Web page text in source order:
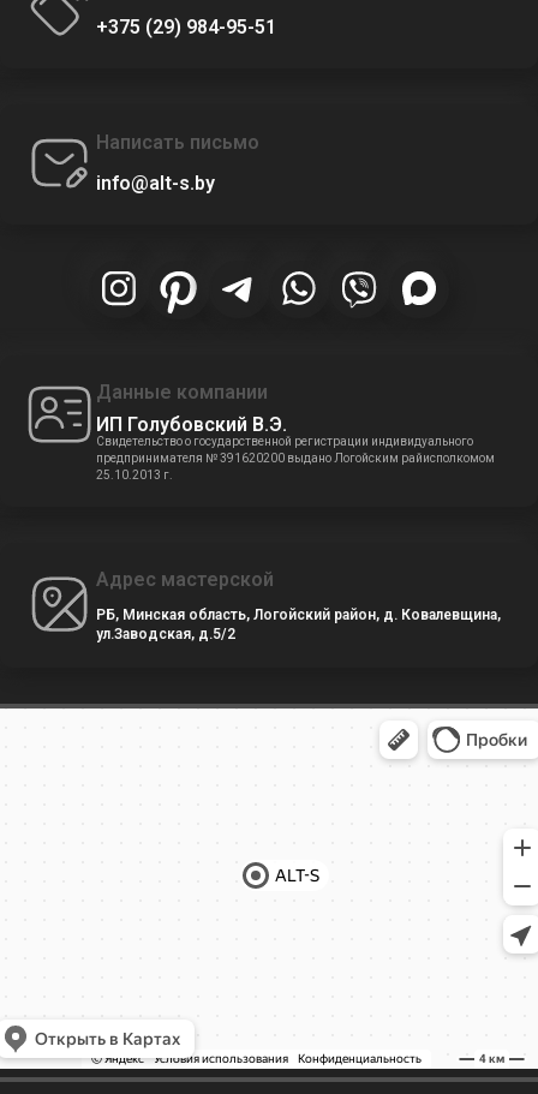
+375 (29) 984-95-51
Написать письмо
info@alt-s.by
Данные компании
ИП Голубовский В.Э.
Свидетельство о государственной регистрации индивидуального
предпринимателя № 391620200 выдано Логойским райисполкомом
25.10.2013 г.
Адрес мастерской
РБ, Минская область, Логойский район, д. Ковалевщина,
ул.Заводская, д.5/2